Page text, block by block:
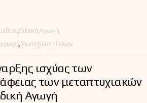
Ειδική Αγωγή
Συνάφεια τίτλων
ισχύος των
των μεταπτυχιακών
Αγωγή